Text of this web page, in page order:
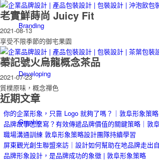
Branding
Developing
Graphic
老實鮮蒔尚 Juicy Fit
2021-08-13
享受不限季節的御宅果園
蓁記號火烏龍概念茶品
2021-07-23
質樸原味，概念禪色
近期文章
你的企業形象，只靠 Logo 就夠了嗎？｜敦阜形象策略
品牌故事怎麼寫？有效傳遞品牌價值的關鍵策略｜敦
職場溝通訓練 敦阜形象策略設計團隊持續學習
屏東觀光創生聯盟來訪｜設計如何幫助在地品牌走出
品牌形象設計，是品牌成功的象徵 | 敦阜形象策略